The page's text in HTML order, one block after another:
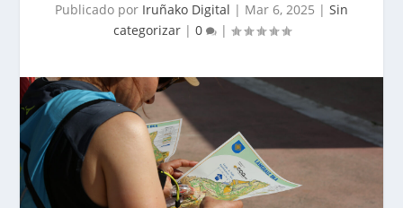
Publicado por Iruñako Digital | Mar 6, 2025 | Sin
categorizar| 0 |